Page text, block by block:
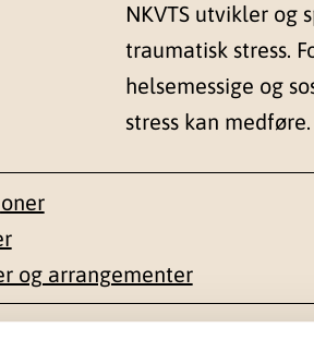
NKVTS utvikler og
traumatisk stress.
helsemessige og
stress kan medføre.
og arrangementer